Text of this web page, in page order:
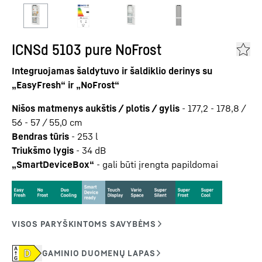
ICNSd 5103 pure NoFrost
Integruojamas šaldytuvo ir šaldiklio derinys su
„EasyFresh“ ir „NoFrost“
Nišos matmenys aukštis / plotis / gylis - 177,2 - 178,8 /
56 - 57 / 55,0 cm
Bendras tūris - 253 l
Triukšmo lygis - 34 dB
„SmartDeviceBox“ - gali būti įrengta papildomai